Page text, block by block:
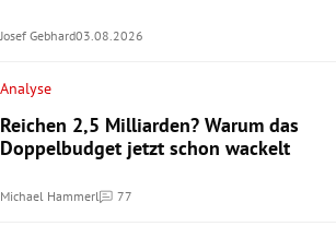
Josef Gebhard03.08.2026
Analyse
Reichen 2,5 Milliarden? Warum das
Doppelbudget jetzt schon wackelt
Michael Hammerl 77
Kommentare